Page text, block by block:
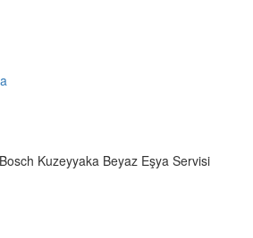
Bosch Kuzeyyaka Beyaz Eşya Servisi